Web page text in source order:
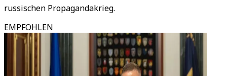
russischen Propagandakrieg.
EMPFOHLEN